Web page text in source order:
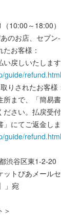
10:00～18:00）
のお店、セブン
お客様：
戻しいたします
guide/refund.html
りされたお客様
所まで、「簡易
ださい。払戻受
」にてご返金し
guide/refund.html
渋谷区東1-2-20
トぴあメール
」宛
＞